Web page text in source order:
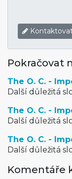
Pokračovat
The O. C. -
Další důležitá
The O. C. -
Další důležitá
The O. C. -
Další důležitá
Komentáře